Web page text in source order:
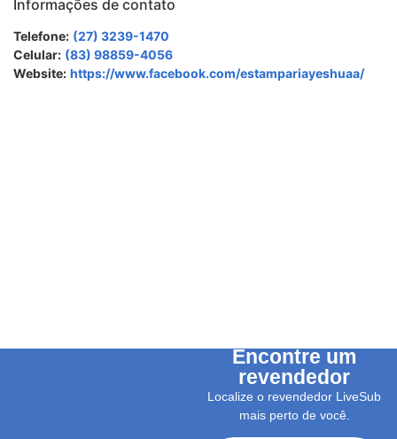
Informações de contato
Telefone: (27) 3239-1470
Celular: (83) 98859-4056
Website: https://www.facebook.com/estampariayeshuaa/
Encontre um
revendedor
Localize o revendedor LiveSub
mais perto de você.